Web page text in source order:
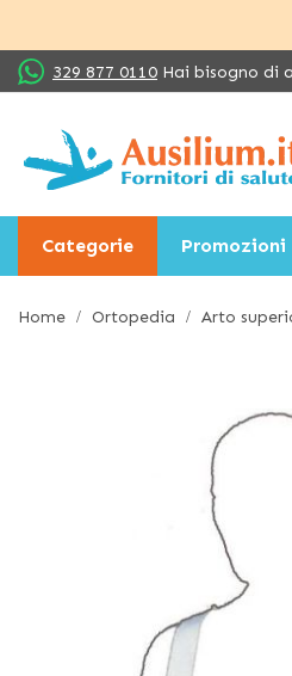
Salta
al
329 877 0110 Hai bisogno di
Categorie Promozioni
Home Ortopedia Arto